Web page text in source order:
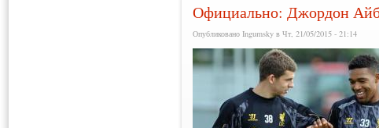
Официально: Джордон
Опубликовано Ingumsky в Чт, 21/05/2015 - 21:14